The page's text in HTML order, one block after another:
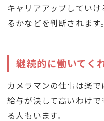
キャリアアップしてい
るかなどを判断されます。
継続的に働いてく
カメラマンの仕事は楽で
給与が決して高いわけ
る人もいます。